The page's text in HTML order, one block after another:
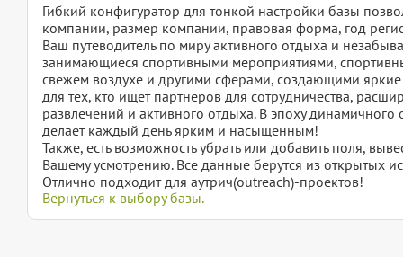
Гибкий конфигуратор для тонкой настройки базы
компании, размер компании, правовая форма, год
Ваш путеводитель по миру активного отдыха и
занимающиеся спортивными мероприятиями,
свежем воздухе и другими сферами, создающими
для тех, кто ищет партнеров для сотрудничества,
развлечений и активного отдыха. В эпоху
делает каждый день ярким и насыщенным!
Также, есть возможность убрать или добавить поля,
Вашему усмотрению. Все данные берутся из открытых
Отлично подходит для аутрич(outreach)-проектов!
Вернуться к выбору базы.